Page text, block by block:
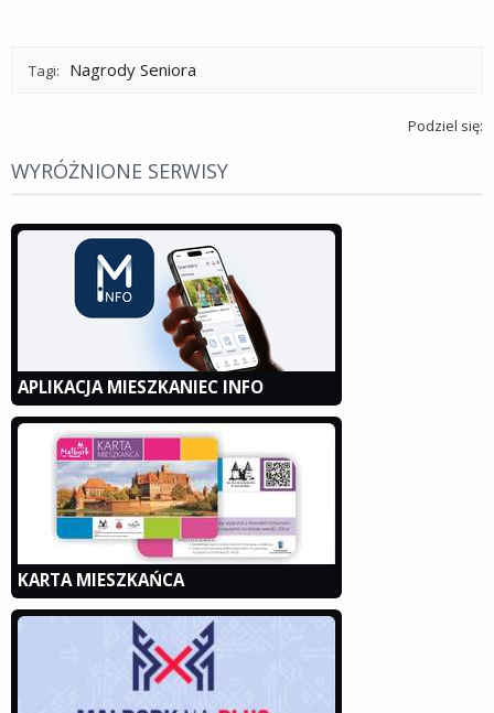
Tagi: Nagrody Seniora
Podziel się:
WYRÓŻNIONE SERWISY
APLIKACJA MIESZKANIEC INFO
KARTA MIESZKAŃCA